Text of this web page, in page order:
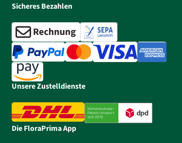
Sicheres Bezahlen
Unsere Zustelldienste
Die FloraPrima App